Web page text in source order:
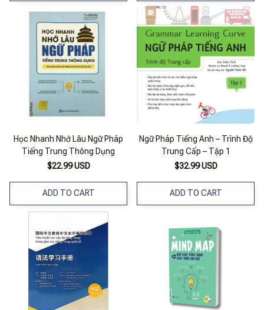
Học Nhanh Nhớ Lâu Ngữ Pháp
Tiếng Trung Thông Dụng
$22.99 USD
ADD TO CART
Ngữ Pháp Tiếng Anh – Trình Độ
Trung Cấp – Tập 1
$32.99 USD
ADD TO CART